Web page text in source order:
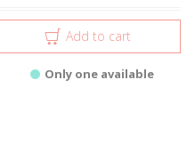
Add to cart
Only one available